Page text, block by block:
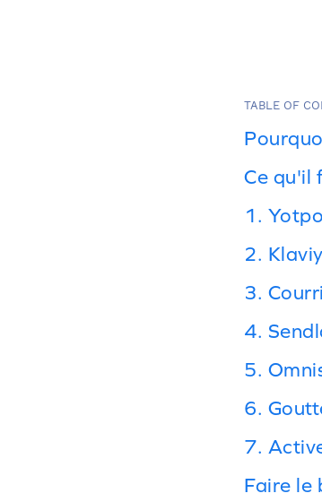
TABLE OF
Ce qu'il
1.
2.
3.
4.
5.
6.
7.
Faire le